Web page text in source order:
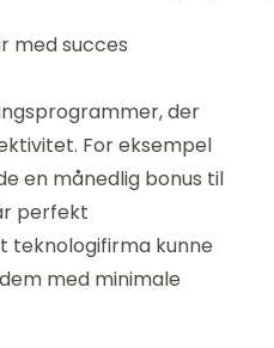
med succes
der
For eksempel
en månedlig bonus til
perfekt
teknologifirma kunne
med minimale